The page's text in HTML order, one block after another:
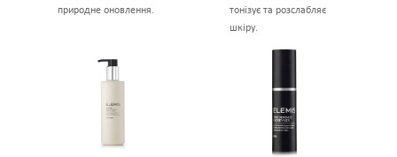
природне оновлення.
тонізує та розслабляє
шкіру.